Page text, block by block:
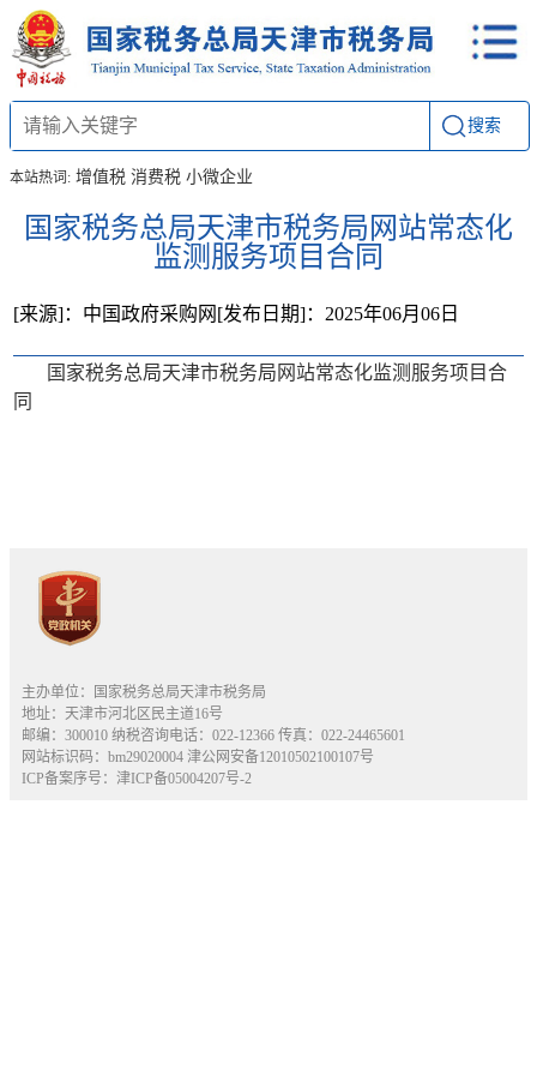
搜索
本站热词: 增值税 消费税 小微企业
国家税务总局天津市税务局网站常态化
监测服务项目合同
[发布日期]：2025年06月06日
[来源]：中国政府采购网
国家税务总局天津市税务局网站常态化监测服务项目合
同
主办单位：国家税务总局天津市税务局
地址：天津市河北区民主道16号
邮编：300010 纳税咨询电话：022-12366 传真：022-24465601
网站标识码：bm29020004 津公网安备12010502100107号
ICP备案序号：津ICP备05004207号-2